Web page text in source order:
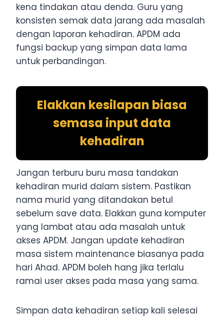
kena tindakan atau denda. Guru yang
konsisten semak data jarang ada masalah
dengan laporan kehadiran. APDM ada
fungsi backup yang simpan data lama
untuk perbandingan.
Elakkan kesilapan biasa
semasa input data
kehadiran
Jangan terburu buru masa tandakan
kehadiran murid dalam sistem. Pastikan
nama murid yang ditandakan betul
sebelum save data. Elakkan guna komputer
yang lambat atau ada masalah untuk
akses APDM. Jangan update kehadiran
masa sistem maintenance biasanya pada
hari Ahad. APDM boleh hang jika terlalu
ramai user akses pada masa yang sama.
Simpan data kehadiran setiap kali selesai